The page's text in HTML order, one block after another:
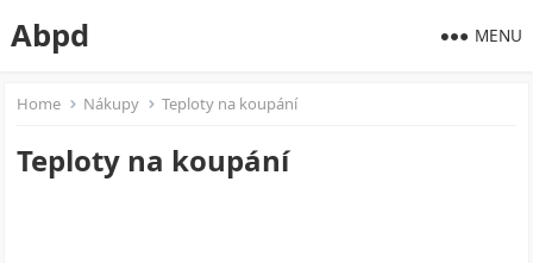
Abpd MENU
Home Nákupy Teploty na koupání
Teploty na koupání